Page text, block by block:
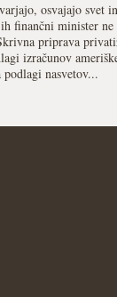
osvajajo svet
finančni minister ne
priprava
izračunov
na­svetov...